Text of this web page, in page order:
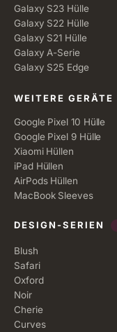
Galaxy S23 Hülle
Galaxy S22 Hülle
Galaxy S21 Hülle
Galaxy A-Serie
Galaxy S25 Edge
WEITERE GERÄTE
Google Pixel 10 Hülle
Google Pixel 9 Hülle
Xiaomi Hüllen
iPad Hüllen
AirPods Hüllen
MacBook Sleeves
DESIGN-SERIEN
Blush
Safari
Oxford
Noir
Cherie
Curves